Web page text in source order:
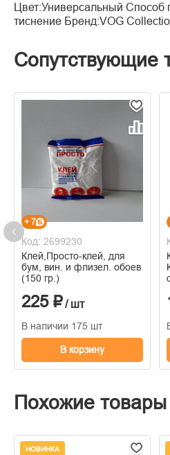
Цвет:Универсальный Способ
тиснение Бренд:VOG
Сопутствующие
+ 7
Код: 2699230
Клей,Просто-клей, для
бум, вин. и флизел. обоев
(150 гр.)
225 ₽/ шт
В наличии 175 шт
В корзину
Похожие товары
НОВИНКА